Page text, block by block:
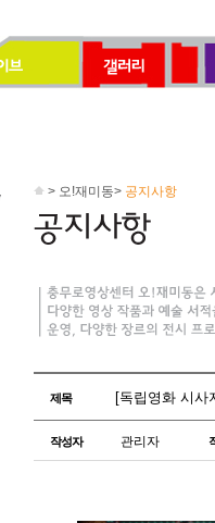
> 오!재미동> 공지사항
제목 [독립영화 시사
작성자 관리자